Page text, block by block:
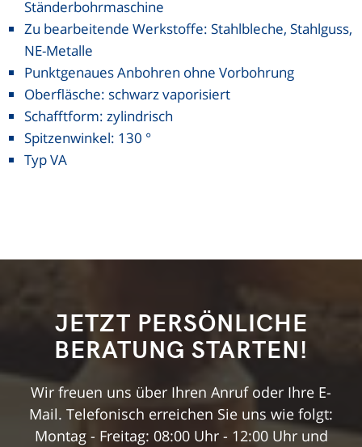
Ständerbohrmaschine
Zu bearbeitende Werkstoffe: Stahlbleche, Stahlguss,
NE-Metalle
Punktgenaues Anbohren ohne Vorbohrung
Oberfläsche: schwarz vaporisiert
Schafftform: zylindrisch
Spitzenwinkel: 130 °
Typ VA
JETZT PERSÖNLICHE
BERATUNG STARTEN!
Wir freuen uns über Ihren Anruf oder Ihre E-
Mail. Telefonisch erreichen Sie uns wie folgt:
Montag - Freitag: 08:00 Uhr - 12:00 Uhr und